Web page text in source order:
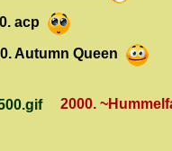
acp
Autumn Queen
2000.